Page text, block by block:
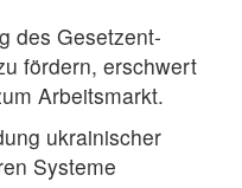
des Gesetz­ent­
för­dern, erschwert
Arbeits­markt.
ukrai­ni­scher
Sys­te­me